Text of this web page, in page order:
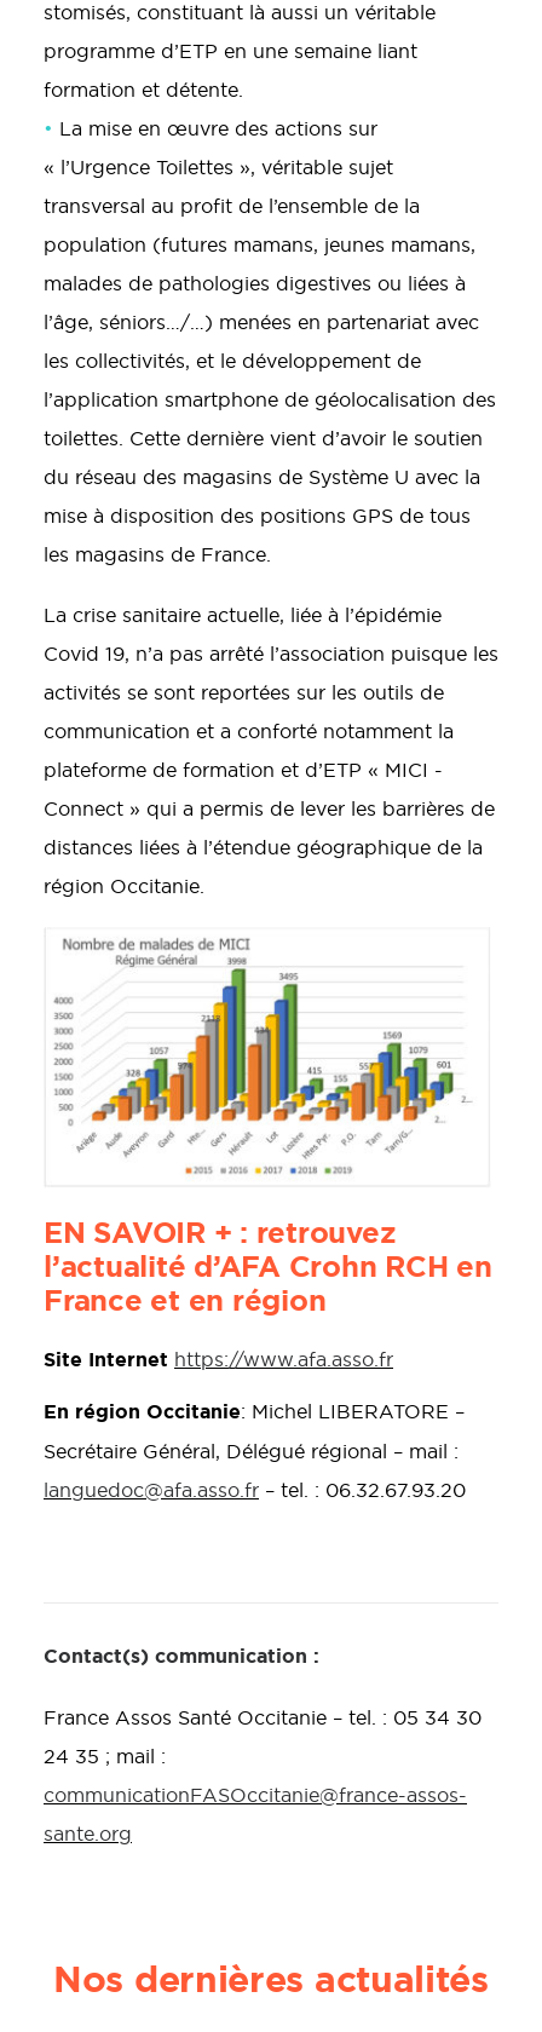
stomisés, constituant là aussi un véritable
programme d’ETP en une semaine liant
formation et détente.
• La mise en œuvre des actions sur
« l’Urgence Toilettes », véritable sujet
transversal au profit de l’ensemble de la
population (futures mamans, jeunes mamans,
malades de pathologies digestives ou liées à
l’âge, séniors…/…) menées en partenariat avec
les collectivités, et le développement de
l’application smartphone de géolocalisation des
toilettes. Cette dernière vient d’avoir le soutien
du réseau des magasins de Système U avec la
mise à disposition des positions GPS de tous
les magasins de France.
La crise sanitaire actuelle, liée à l’épidémie
Covid 19, n’a pas arrêté l’association puisque les
activités se sont reportées sur les outils de
communication et a conforté notamment la
plateforme de formation et d’ETP « MICI -
Connect » qui a permis de lever les barrières de
distances liées à l’étendue géographique de la
région Occitanie.
EN SAVOIR + : retrouvez
l’actualité d’AFA Crohn RCH en
France et en région
Site Internet https://www.afa.asso.fr
En région Occitanie: Michel LIBERATORE –
Secrétaire Général, Délégué régional – mail :
languedoc@afa.asso.fr – tel. : 06.32.67.93.20
Contact(s) communication :
France Assos Santé Occitanie – tel. : 05 34 30
24 35 ; mail :
communicationFASOccitanie@france-assos-
sante.org
Nos dernières actualités